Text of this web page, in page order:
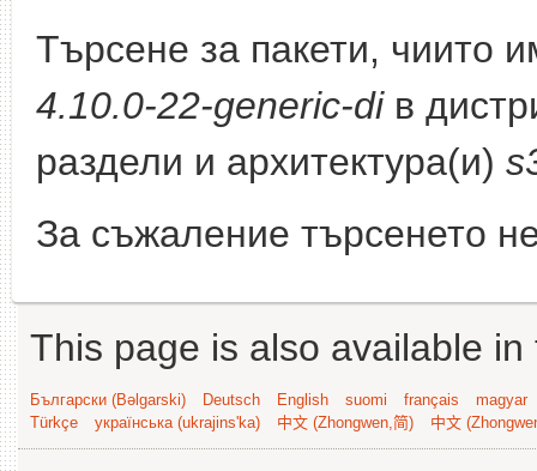
Търсене за пакети, чиито
4.10.0-22-generic-diв
раздели и архитектура(и)
За съжаление търсенето
This page is also available
Български (Bəlgarski) Deutsch English suomi français
magyar
Türkçe
українська (ukrajins'ka) 中文 (Zhongwen,简) 中文